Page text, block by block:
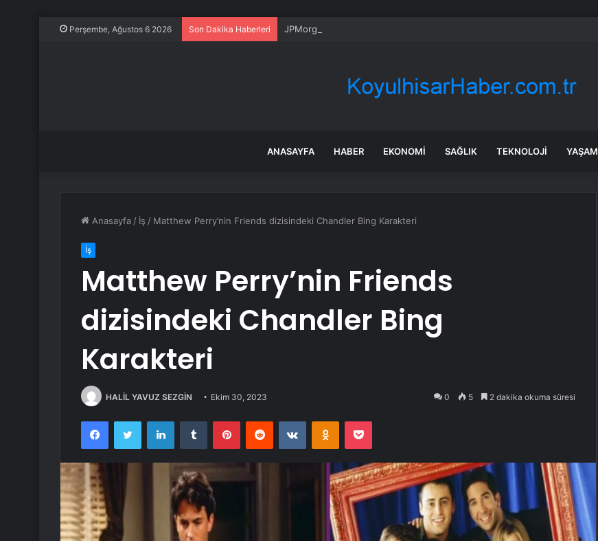
Perşembe, Ağustos 6 2026 Son Dakika Haberleri JPMorgan ve Amazon finans için kuantum araçları geliştirdi
ANASAYFA HABER EKONOMI SAĞLIK TEKNOLOJI YAŞAM
Anasayfa / İş / Matthew Perry’nin Friends dizisindeki Chandler Bing Karakteri
İş
Matthew Perry’nin Friends
dizisindeki Chandler Bing
Karakteri
HALİL YAVUZ SEZGİN Ekim 30, 2023 0 5 2 dakika okuma süresi
FacebookTwitter LinkedInTumblr PinterestReddit VKontakteOdnoklassniki
Pocket